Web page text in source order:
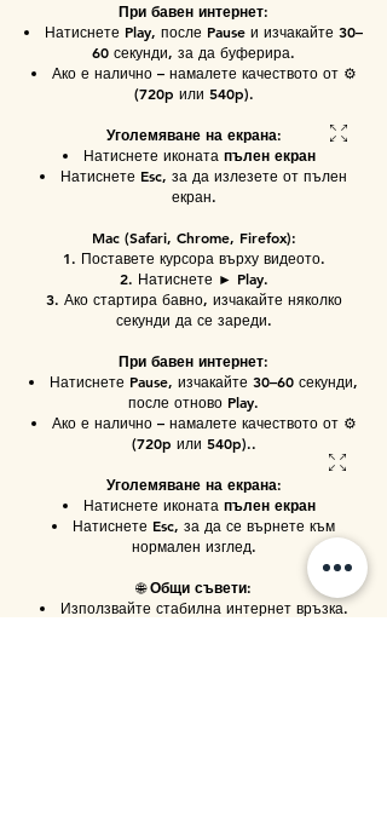
При бавен интернет:
Натиснете Play, после Pause и изчакайте 30–
60 секунди, за да буферира.
Ако е налично – намалете качеството от ⚙️
(720p или 540p).
Уголемяване на екрана:
Натиснете иконата пълен екран
Натиснете Esc, за да излезете от пълен
екран.
Mac (Safari, Chrome, Firefox):
Поставете курсора върху видеото.
Натиснете ► Play.
Ако стартира бавно, изчакайте няколко
секунди да се зареди.
При бавен интернет:
Натиснете Pause, изчакайте 30–60 секунди,
после отново Play.
Ако е налично – намалете качеството от ⚙️
(720p или 540p)..
Уголемяване на екрана:
Натиснете иконата пълен екран
Натиснете Esc, за да се върнете към
нормален изглед.
🌐Общи съвети:
Използвайте стабилна интернет връзка.